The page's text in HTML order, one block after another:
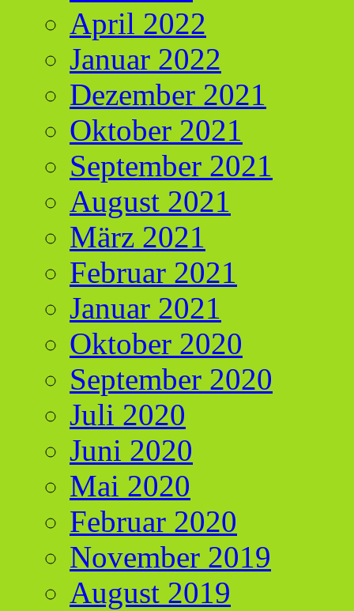
April 2022
Januar 2022
Dezember 2021
Oktober 2021
September 2021
August 2021
März 2021
Februar 2021
Januar 2021
Oktober 2020
September 2020
Juli 2020
Juni 2020
Mai 2020
Februar 2020
November 2019
August 2019